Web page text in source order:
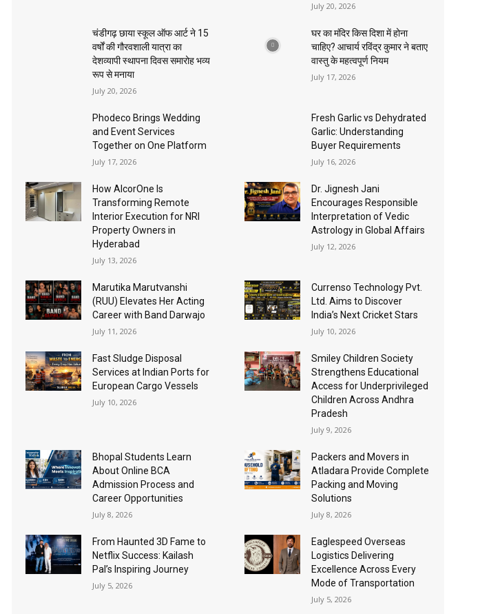
July 20, 2026
चंडीगढ़ छाया स्कूल ऑफ आर्ट ने 15
वर्षों की गौरवशाली यात्रा का
देशव्यापी स्थापना दिवस समारोह भव्य
रूप से मनाया
July 20, 2026
घर का मंदिर किस दिशा में होना
चाहिए? आचार्य रविंद्र कुमार ने बताए
वास्तु के महत्वपूर्ण नियम
July 17, 2026
Phodeco Brings Wedding
and Event Services
Together on One Platform
July 17, 2026
Fresh Garlic vs Dehydrated
Garlic: Understanding
Buyer Requirements
July 16, 2026
How AlcorOne Is
Transforming Remote
Interior Execution for NRI
Property Owners in
Hyderabad
July 13, 2026
Dr. Jignesh Jani
Encourages Responsible
Interpretation of Vedic
Astrology in Global Affairs
July 12, 2026
Marutika Marutvanshi
(RUU) Elevates Her Acting
Career with Band Darwajo
July 11, 2026
Currenso Technology Pvt.
Ltd. Aims to Discover
India’s Next Cricket Stars
July 10, 2026
Fast Sludge Disposal
Services at Indian Ports for
European Cargo Vessels
July 10, 2026
Smiley Children Society
Strengthens Educational
Access for Underprivileged
Children Across Andhra
Pradesh
July 9, 2026
Bhopal Students Learn
About Online BCA
Admission Process and
Career Opportunities
July 8, 2026
Packers and Movers in
Atladara Provide Complete
Packing and Moving
Solutions
July 8, 2026
From Haunted 3D Fame to
Netflix Success: Kailash
Pal’s Inspiring Journey
July 5, 2026
Eaglespeed Overseas
Logistics Delivering
Excellence Across Every
Mode of Transportation
July 5, 2026